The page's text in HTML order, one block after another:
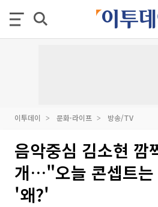
이투데이 문화·라이프 방송/TV
음악중심 김소현 깜
개…"오늘 콘셉트
'왜?'